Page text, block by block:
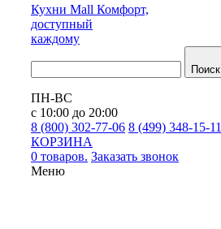
Кухни Mall Комфорт,
доступный
каждому
Поиск
ПН-ВС
с 10:00 до 20:00
8 (800) 302-77-06 8 (499) 348-15-11
КОРЗИНА
0 товаров. Заказать звонок
Меню